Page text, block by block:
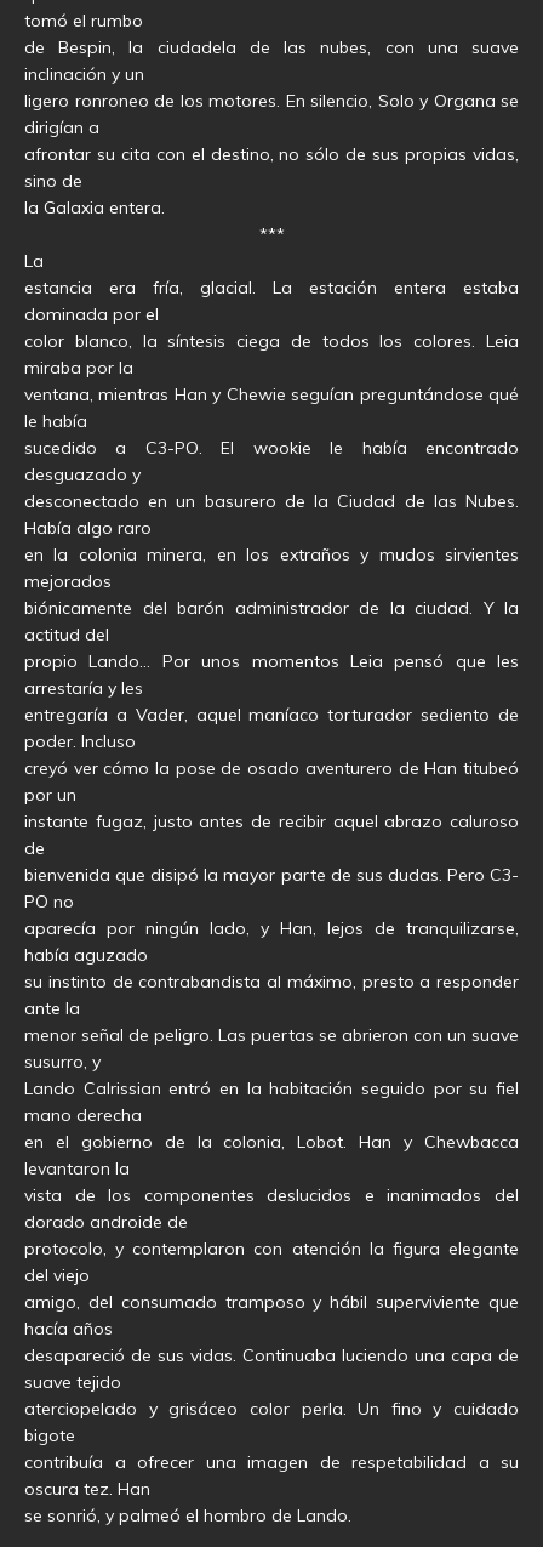
tomó el rumbo
de Bespin, la ciudadela de las nubes, con una suave
inclinación y un
ligero ronroneo de los motores. En silencio, Solo y Organa se
dirigían a
afrontar su cita con el destino, no sólo de sus propias vidas,
sino de
la Galaxia entera.
***
La
estancia era fría, glacial. La estación entera estaba
dominada por el
color blanco, la síntesis ciega de todos los colores. Leia
miraba por la
ventana, mientras Han y Chewie seguían preguntándose qué
le había
sucedido a C3-PO. El wookie le había encontrado
desguazado y
desconectado en un basurero de la Ciudad de las Nubes.
Había algo raro
en la colonia minera, en los extraños y mudos sirvientes
mejorados
biónicamente del barón administrador de la ciudad. Y la
actitud del
propio Lando… Por unos momentos Leia pensó que les
arrestaría y les
entregaría a Vader, aquel maníaco torturador sediento de
poder. Incluso
creyó ver cómo la pose de osado aventurero de Han titubeó
por un
instante fugaz, justo antes de recibir aquel abrazo caluroso
de
bienvenida que disipó la mayor parte de sus dudas. Pero C3-
PO no
aparecía por ningún lado, y Han, lejos de tranquilizarse,
había aguzado
su instinto de contrabandista al máximo, presto a responder
ante la
menor señal de peligro. Las puertas se abrieron con un suave
susurro, y
Lando Calrissian entró en la habitación seguido por su fiel
mano derecha
en el gobierno de la colonia, Lobot. Han y Chewbacca
levantaron la
vista de los componentes deslucidos e inanimados del
dorado androide de
protocolo, y contemplaron con atención la figura elegante
del viejo
amigo, del consumado tramposo y hábil superviviente que
hacía años
desapareció de sus vidas. Continuaba luciendo una capa de
suave tejido
aterciopelado y grisáceo color perla. Un fino y cuidado
bigote
contribuía a ofrecer una imagen de respetabilidad a su
oscura tez. Han
se sonrió, y palmeó el hombro de Lando.